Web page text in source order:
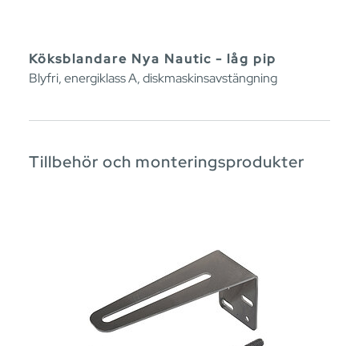
Köksblandare Nya Nautic - låg pip
Blyfri, energiklass A, diskmaskinsavstängning
Tillbehör och monteringsprodukter